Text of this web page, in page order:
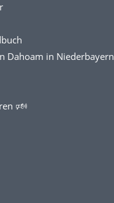
Dahoam in Niederbayern
🕬